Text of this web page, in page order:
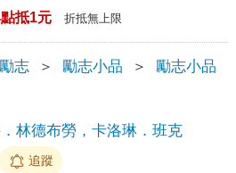
抵1元 折抵無上限
志 ＞ 勵志小品 ＞ 勵志小品
林德布勞，卡洛琳．班克
追蹤